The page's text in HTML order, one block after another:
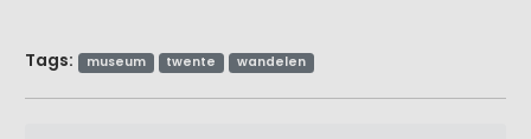
Tags: museum twente wandelen